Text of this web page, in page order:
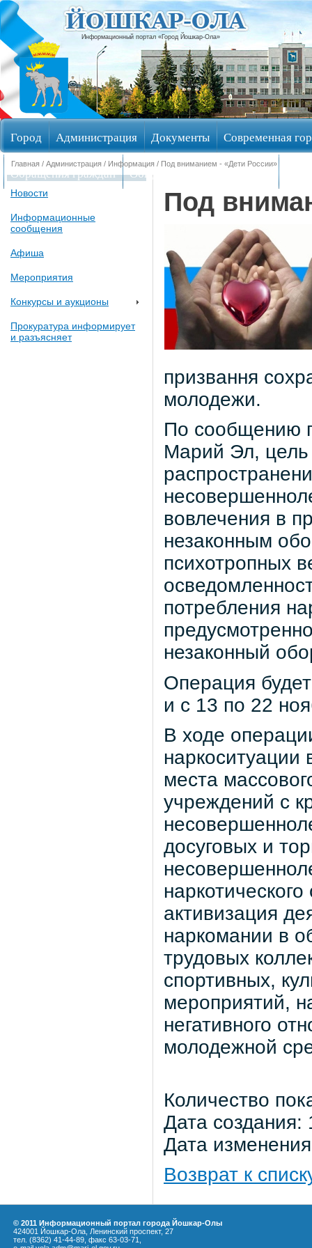
Информационный портал «Город Йошкар-Ола»
Город Администрация Документы Современная
Обращения граждан Общественные обсуждения
Главная / Администрация / Информация / Под вниманием - «Дети России»
Новости
Информационные
сообщения
Афиша
Мероприятия
Конкурсы и аукционы
Прокуратура информирует
и разъясняет
Под
призвання
молодежи.
По сообщению
Марий Эл, цель
вовлечения в
незаконным
психотропных
потребления
незаконный
Операция
и с 13 по 22
В ходе
места
учреждений с
досуговых и
активизация
наркомании в
трудовых
спортивных,
мероприятий,
негативного
молодежной
Количество
Дата
Дата
Возврат к
© 2011 Информационный портал города Йошкар-Олы
424001 Йошкар-Ола, Ленинский проспект, 27
тел. (8362) 41-44-89, факс 63-03-71,